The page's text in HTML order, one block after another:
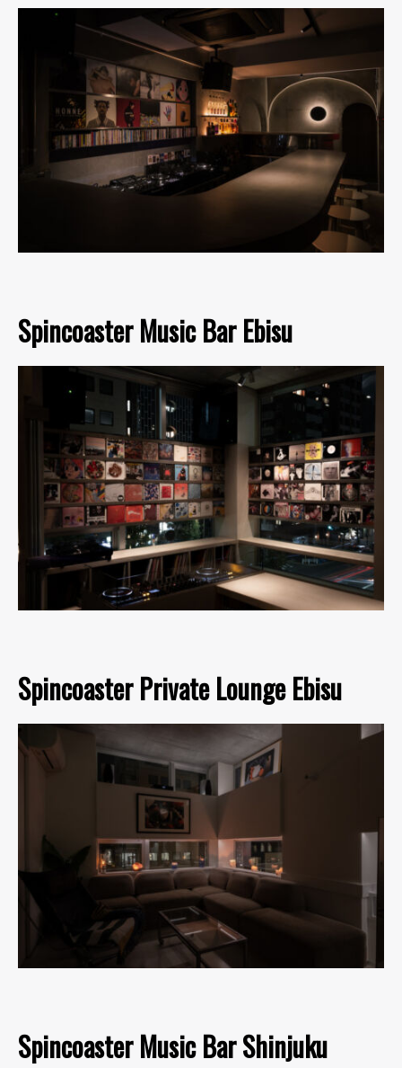
Spincoaster Music Bar Ebisu
Spincoaster Private Lounge Ebisu
Spincoaster Music Bar Shinjuku